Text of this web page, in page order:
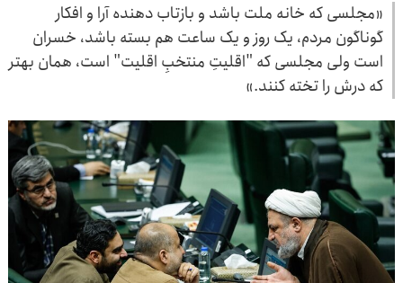
«مجلسی که خانه ملت باشد و بازتاب دهنده آرا و افکار
گوناگون مردم، یک روز و یک ساعت هم بسته باشد، خسران
است ولی مجلسی که "اقلیتِ منتخبِ اقلیت" است، همان بهتر
که درش را تخته کنند.»